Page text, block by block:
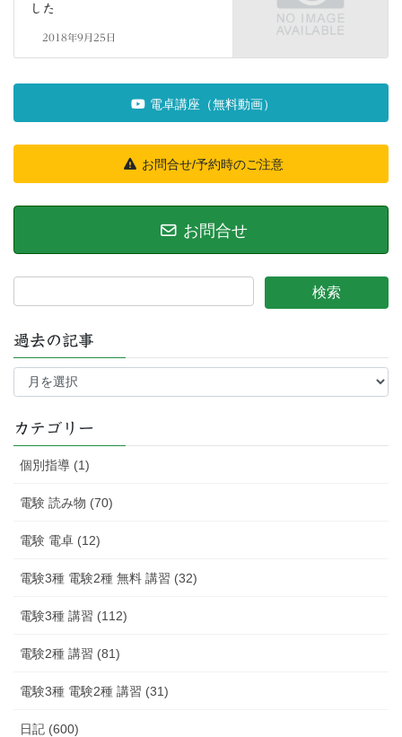
した
2018年9月25日
電卓講座（無料動画）
お問合せ/予約時のご注意
お問合せ
過去の記事
過
記
カテゴリー
個別指導 (1)
電験 読み物 (70)
電験 電卓 (12)
電験3種 電験2種 無料 講習 (32)
電験3種 講習 (112)
電験2種 講習 (81)
電験3種 電験2種 講習 (31)
日記 (600)